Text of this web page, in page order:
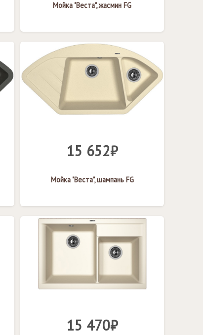
Мойка "Веста", жасмин FG
15 652₽
Мойка "Веста", шампань FG
15 470₽